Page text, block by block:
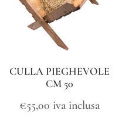
CULLA PIEGHEVOLE
CM 50
€55,00 iva inclusa